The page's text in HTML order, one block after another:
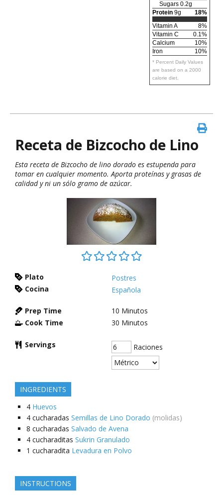
Sugars 0.2g
Protein 9g
18%
Vitamin A
8%
Vitamin C
0.1%
Calcium
10%
Iron
10%
* Percent Daily Values
are based on a 2000
calorie diet.
Receta de Bizcocho de Lino
Esta receta de Bizcocho de lino dorado es estupenda para
tomar en cualquier momento. Aporta proteínas y grasas de
calidad y ni un sólo gramo de azúcar.
Plato
Postres
Cocina
Española
Prep Time 10 Minutos
Cook Time
30 Minutos
Servings Raciones
INGREDIENTS
4 Huevos
4 cucharadas Semillas de Lino Dorado (molidas)
8 cucharadas Salvado de Avena
4 cucharaditas Sukrin Granulado
1 cucharadita Levadura en Polvo
INSTRUCTIONS